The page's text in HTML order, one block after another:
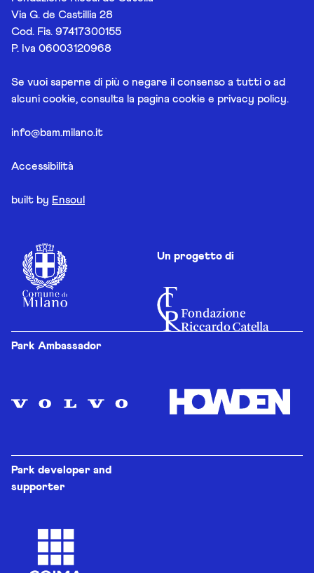
Via G. de Castillia 28
Cod. Fis. 97417300155
P. Iva 06003120968
Se vuoi saperne di più o negare il consenso a tutti o ad
alcuni cookie, consulta la pagina cookie e privacy policy.
info@bam.milano.it
Accessibilità
built by Ensoul
Un progetto di
Park Ambassador
Park developer and
supporter